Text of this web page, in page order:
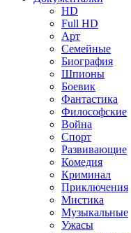
HD
Full HD
Арт
Семейные
Биография
Шпионы
Боевик
Фантастика
Философские
Война
Спорт
Развивающие
Комедия
Криминал
Приключения
Мистика
Музыкальные
Ужасы